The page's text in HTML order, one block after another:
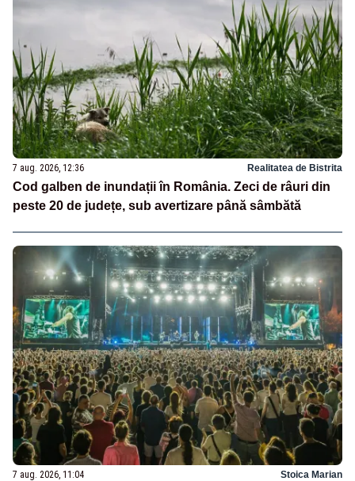
7 aug. 2026, 12:36 Realitatea de Bistrita
Cod galben de inundații în România. Zeci de râuri din
peste 20 de județe, sub avertizare până sâmbătă
7 aug. 2026, 11:04 Stoica Marian